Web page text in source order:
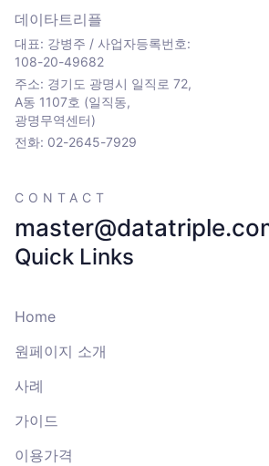
데이타트리플
대표: 강병주 / 사업자등록번호:
108-20-49682
주소: 경기도 광명시 일직로 72,
A동 1107호 (일직동,
광명무역센터)
전화: 02-2645-7929
CONTACT
Quick Links
Home
원페이지 소개
사례
가이드
이용가격